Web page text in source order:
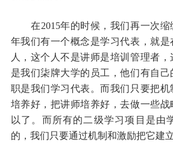
在2015年的时候，我们再一次缩
年我们有一个概念是学习代表，就
人，这个人不是讲师是培训管理者
是我们柒牌大学的员工，他们有自
职是我们学习代表。而我们只要把
培养好，把讲师培养好，去做一些
以了。而所有的二级学习项目是由
的，我们只要通过机制和激励把它建立